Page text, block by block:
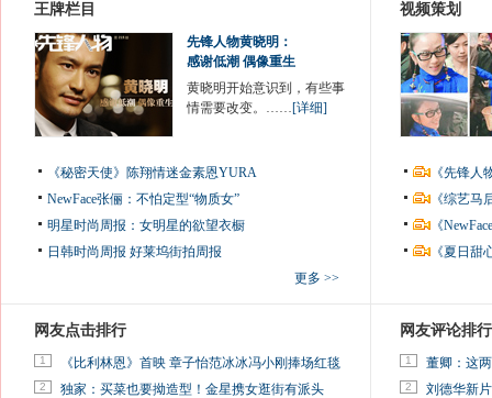
王牌栏目
先锋人物黄晓明：
感谢低潮 偶像重生
黄晓明开始意识到，有些事
情需要改变。……[详细]
《秘密天使》陈翔情迷金素恩YURA
NewFace张俪：不怕定型“物质女”
明星时尚周报：女明星的欲望衣橱
日韩时尚周报 好莱坞街拍周报
更多 >>
视频策划
《先锋
《综艺
《
《夏日
网友点击排行
1 《比利林恩》首映 章子怡范冰冰冯小刚捧场红毯
2 独家：买菜也要拗造型！金星携女逛街有派头
网友评论排行
1 董卿：这
2 刘德华新